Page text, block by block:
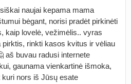
naujai kepama mama
bėgant, norisi pradėt pirkinėti
kaip lovelė, vežimėlis.. vyras
pirktis, rinkti kasos kvitus ir vėliau
aš buvau radusi internete
gaunama vienkartinė išmoka,
nors iš Jūsų esate